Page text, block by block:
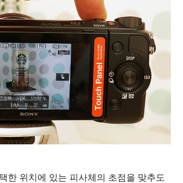
한 위치에 있는 피사체의 초점을 맞추도